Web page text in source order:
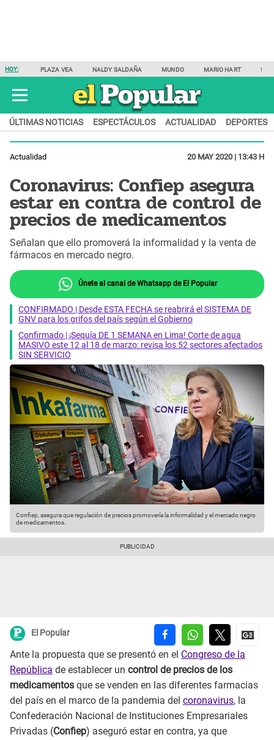
HOY: PLAZA VEA NALDY SALDAÑA MUNDO MARIO HART
ÚLTIMAS NOTICIAS ESPECTÁCULOS ACTUALIDAD DEPORTES
Actualidad 20 MAY 2020 | 13:43 H
Coronavirus: Confiep asegura
estar en contra de control de
precios de medicamentos
Señalan que ello promoverá la informalidad y la venta de
fármacos en mercado negro.
Únete al canal de Whatsapp de El Popular
CONFIRMADO | Desde ESTA FECHA se reabrirá el SISTEMA DE
GNV para los grifos del país según el Gobierno
Confirmado | ¡Sequía DE 1 SEMANA en Lima! Corte de agua
MASIVO este 12 al 18 de marzo: revisa los 52 sectores afectados
SIN SERVICIO
Confiep, asegura que regulación de precios promovería la informalidad y el mercado negro
de medicamentos.
El Popular
Ante la propuesta que se presentó en el Congreso de la
República de establecer un control de precios de los
medicamentos que se venden en las diferentes farmacias
del país en el marco de la pandemia del coronavirus, la
Confederación Nacional de Instituciones Empresariales
Privadas (Confiep) aseguró estar en contra, ya que